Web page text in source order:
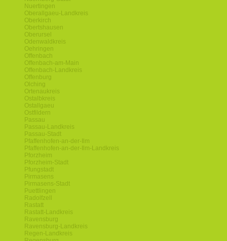
Nuertingen
Oberallgaeu-Landkreis
Oberkirch
Obertshausen
Oberursel
Odenwaldkreis
Oehringen
Offenbach
Offenbach-am-Main
Offenbach-Landkreis
Offenburg
Olching
Ortenaukreis
Ostalbkreis
Ostallgaeu
Ostfildern
Passau
Passau-Landkreis
Passau-Stadt
Pfaffenhofen-an-der-Ilm
Pfaffenhofen-an-der-Ilm-Landkreis
Pforzheim
Pforzheim-Stadt
Pfungstadt
Pirmasens
Pirmasens-Stadt
Puettlingen
Radolfzell
Rastatt
Rastatt-Landkreis
Ravensburg
Ravensburg-Landkreis
Regen-Landkreis